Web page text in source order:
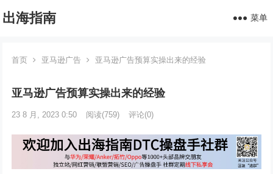
出海指南 菜单
首页 亚马逊广告 亚马逊广告预算实操出来的经验
亚马逊广告预算实操出来的经验
23 8 月, 2023 0:50 阅读(759) 评论(0)